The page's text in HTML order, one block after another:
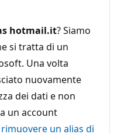
hotmail.it? Siamo
si tratta di un
Una volta
nuovamente
dei dati e non
un account
un alias di